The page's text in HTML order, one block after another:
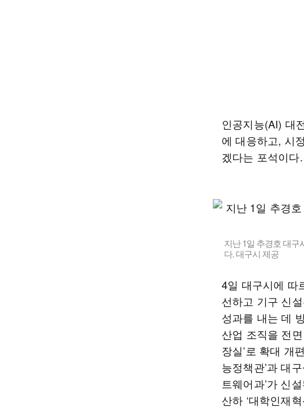
인공지능(AI) 대
에 대응하고, 시
겠다는 포석이다.
지난 1일 추경호 대
다. 대구시 제공
4일 대구시에 따
선하고 기구 신
성과를 내는 데
산업 조직을 전
장실’로 확대 개
능정책관’과 대
트웨어과’가 신
산하 ‘대학인재